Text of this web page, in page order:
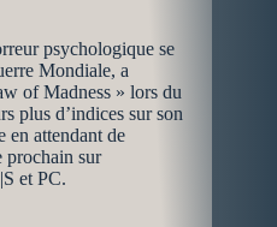
psychologique se
Mondiale, a
of Madness » lors du
plus d’indices sur son
en attendant de
prochain sur
et PC.